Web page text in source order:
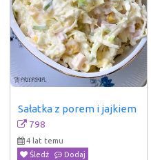
Sałatka z porem i jajkiem
798
4 lat temu
Śledź
Dodaj